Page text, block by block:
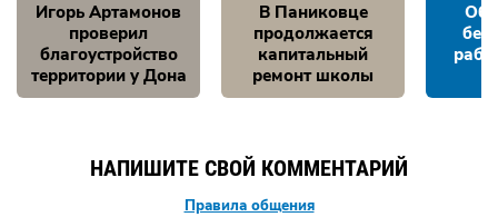
Игорь Артамонов
проверил
благоустройство
территории у Дона
В Паниковце
продолжается
капитальный
ремонт школы
НАПИШИТЕ СВОЙ КОММЕНТАРИЙ
Правила общения